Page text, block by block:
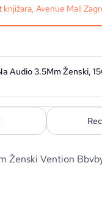
Avenue Mall
Ženski Vention